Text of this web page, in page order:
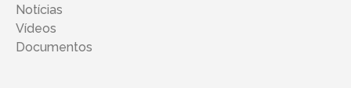
Notícias
Vídeos
Documentos